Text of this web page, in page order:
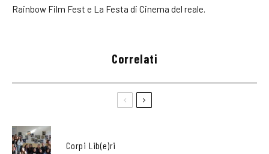
Rainbow Film Fest e La Festa di Cinema del reale.
Correlati
Corpi Lib(e)ri